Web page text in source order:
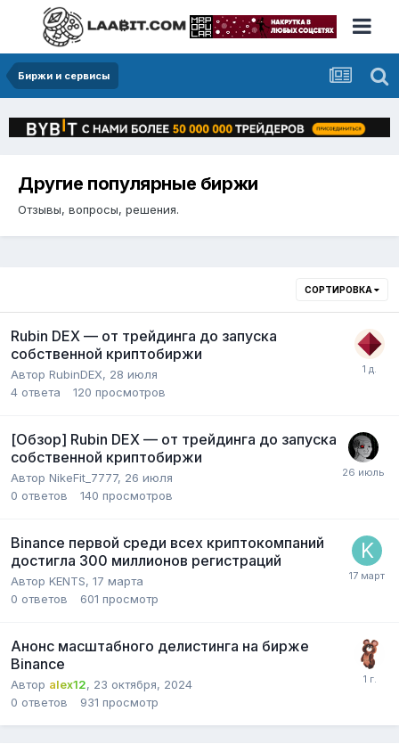
Биржи и сервисы
Другие популярные биржи
Отзывы, вопросы, решения.
СОРТИРОВКА
Rubin DEX — от трейдинга до запуска
собственной криптобиржи
Автор RubinDEX, 28 июля
4 ответа 120 просмотров
[Обзор] Rubin DEX — от трейдинга до запуска
собственной криптобиржи
Автор NikeFit_7777, 26 июля
0 ответов 140 просмотров
Binance первой среди всех криптокомпаний
достигла 300 миллионов регистраций
Автор KENTS, 17 марта
0 ответов 601 просмотр
Анонс масштабного делистинга на бирже
Binance
Автор alex12, 23 октября, 2024
0 ответов 931 просмотр